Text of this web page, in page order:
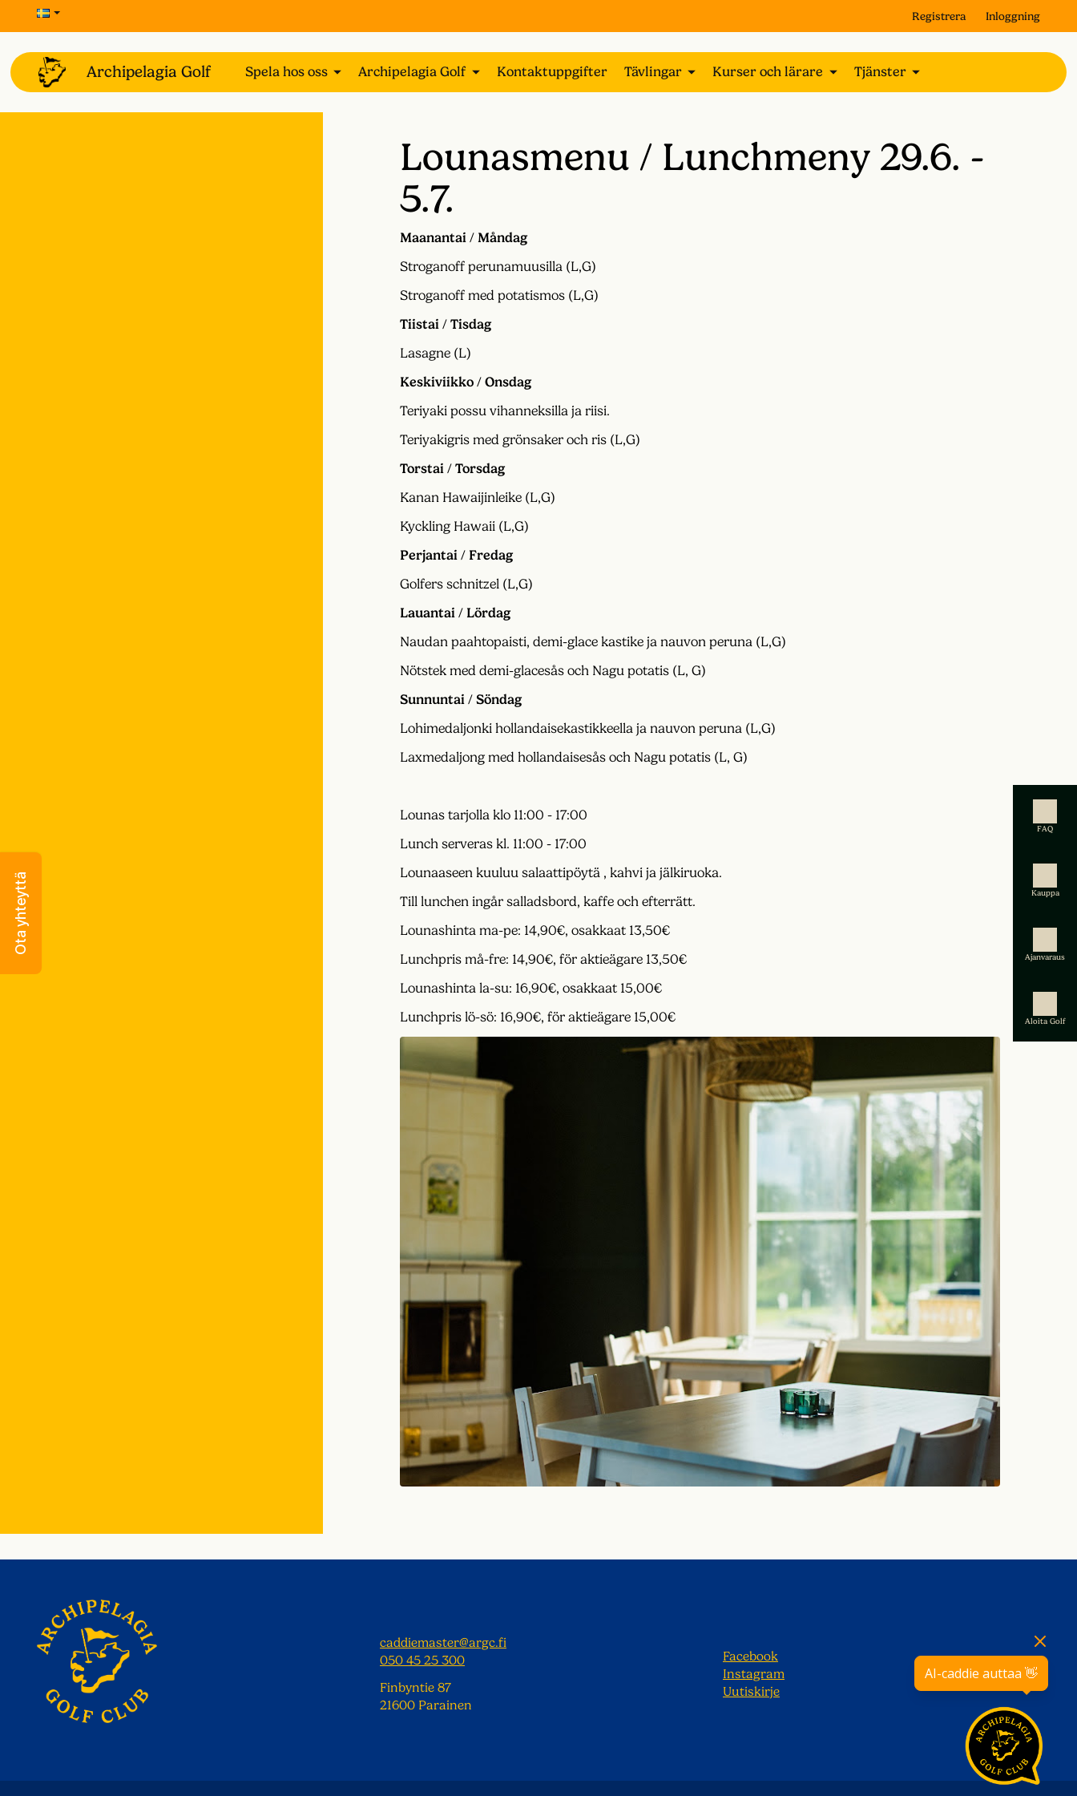
AI-caddie auttaa 👋
Ota yhteyttä
Registrera Inloggning
Spela hos oss Archipelagia Golf Kontaktuppgifter Tävlingar Kurser och lärare Tjänster
FAQ
Kauppa
Ajanvaraus
Aloita Golf
Lounasmenu / Lunchmeny 29.6. -
5.7.
Maanantai / Måndag
Stroganoff perunamuusilla (L,G)
Stroganoff med potatismos (L,G)
Tiistai / Tisdag
Lasagne (L)
Keskiviikko / Onsdag
Teriyaki possu vihanneksilla ja riisi.
Teriyakigris med grönsaker och ris (L,G)
Torstai / Torsdag
Kanan Hawaijinleike (L,G)
Kyckling Hawaii (L,G)
Perjantai / Fredag
Golfers schnitzel (L,G)
Lauantai / Lördag
Naudan paahtopaisti, demi-glace kastike ja nauvon peruna (L,G)
Nötstek med demi-glacesås och Nagu potatis (L, G)
Sunnuntai / Söndag
Lohimedaljonki hollandaisekastikkeella ja nauvon peruna (L,G)
Laxmedaljong med hollandaisesås och Nagu potatis (L, G)
Lounas tarjolla klo 11:00 - 17:00
Lunch serveras kl. 11:00 - 17:00
Lounaaseen kuuluu salaattipöytä , kahvi ja jälkiruoka.
Till lunchen ingår salladsbord, kaffe och efterrätt.
Lounashinta ma-pe: 14,90€, osakkaat 13,50€
Lunchpris må-fre: 14,90€, för aktieägare 13,50€
Lounashinta la-su: 16,90€, osakkaat 15,00€
Lunchpris lö-sö: 16,90€, för aktieägare 15,00€
caddiemaster@argc.fi
050 45 25 300
Finbyntie 87
21600 Parainen
Facebook
Instagram
Uutiskirje